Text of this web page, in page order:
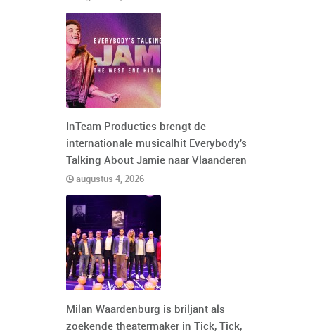
InTeam Producties brengt de
internationale musicalhit Everybody's
Talking About Jamie naar Vlaanderen
augustus 4, 2026
Milan Waardenburg is briljant als
zoekende theatermaker in Tick, Tick,